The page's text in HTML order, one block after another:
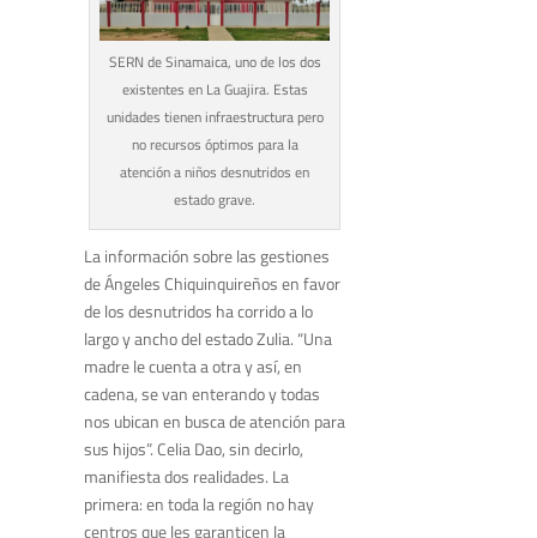
SERN de Sinamaica, uno de los dos
existentes en La Guajira. Estas
unidades tienen infraestructura pero
no recursos óptimos para la
atención a niños desnutridos en
estado grave.
La información sobre las gestiones
de Ángeles Chiquinquireños en favor
de los desnutridos ha corrido a lo
largo y ancho del estado Zulia. “Una
madre le cuenta a otra y así, en
cadena, se van enterando y todas
nos ubican en busca de atención para
sus hijos”. Celia Dao, sin decirlo,
manifiesta dos realidades. La
primera: en toda la región no hay
centros que les garanticen la